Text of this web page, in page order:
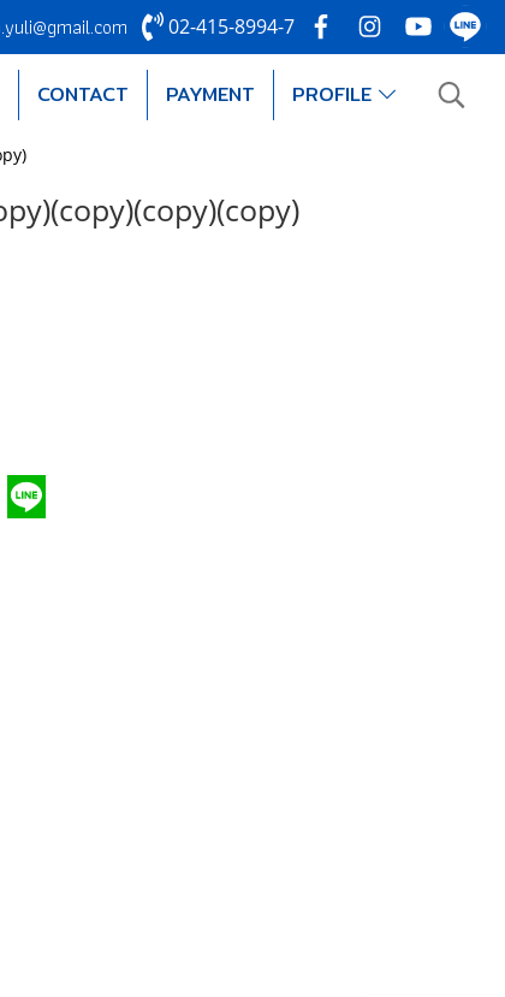
02-415-8994-7
CONTACT PAYMENT PROFILE